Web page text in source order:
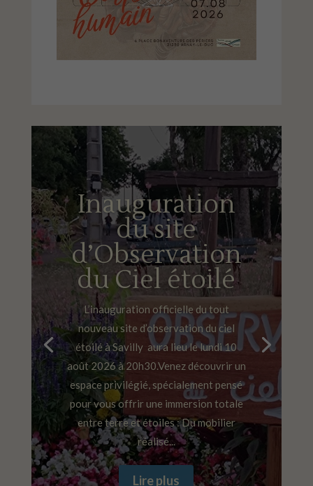
Inauguration
du site
d’Observation
du Ciel étoilé
L’inauguration officielle du tout
nouveau site d’observation du ciel
étoilé à Savilly aura lieu le lundi 10
août 2026 à 20h30.Venez découvrir un
espace privilégié, spécialement pensé
pour vous offrir une immersion totale
entre terre et étoiles : Du mobilier
réalisé...
Lire plus